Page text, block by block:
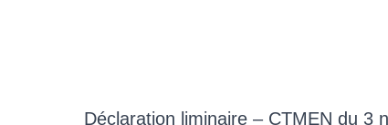
Déclaration liminaire – CTMEN du 3